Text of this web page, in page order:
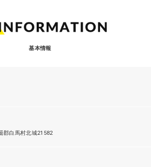
基本情報
郡白馬村北城21582